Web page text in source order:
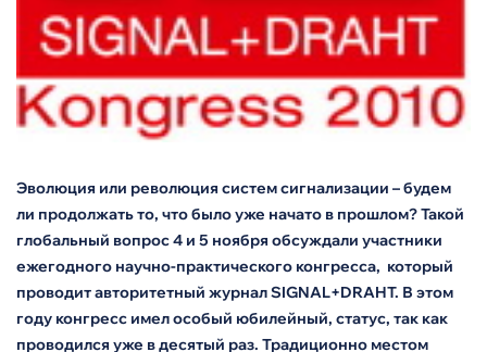
Эволюция или революция систем сигнализации – будем
ли продолжать то, что было уже начато в прошлом? Такой
глобальный вопрос 4 и 5 ноября обсуждали участники
ежегодного научно-практического конгресса, который
проводит авторитетный журнал SIGNAL+DRAHT. В этом
году конгресс имел особый юбилейный, статус, так как
проводился уже в десятый раз. Традиционно местом